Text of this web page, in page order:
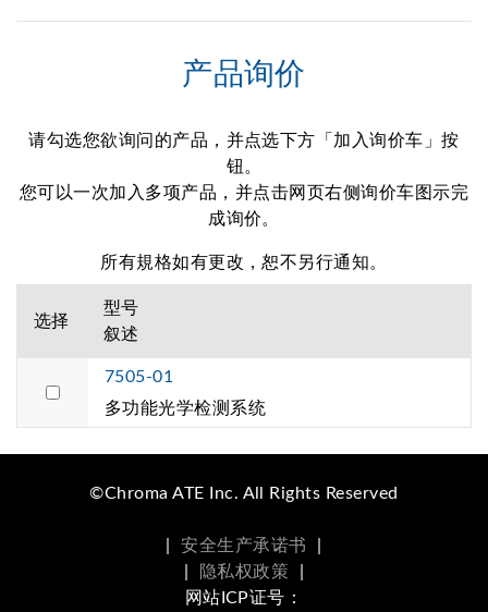
产品询价
请勾选您欲询问的产品，并点选下方「加入询价车」按
钮。
您可以一次加入多项产品，并点击网页右侧询价车图示完
成询价。
所有規格如有更改，恕不另行通知。
选择
型号
叙述
7505-01
多功能光学检测系统
©Chroma ATE Inc. All Rights Reserved
安全生产承诺书
隐私权政策
网站ICP证号：